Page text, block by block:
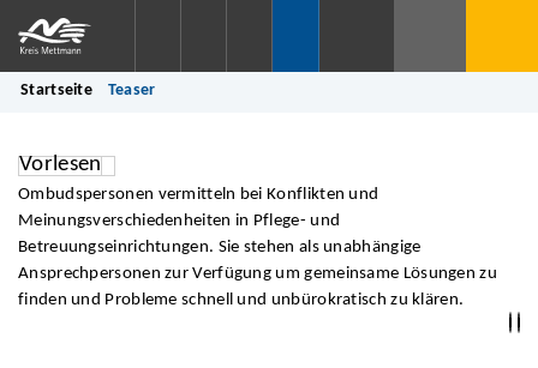
Startseite Teaser
Vorlesen
Ombudspersonen vermitteln bei Konflikten und
Meinungsverschiedenheiten in Pflege- und
Betreuungseinrichtungen. Sie stehen als unabhängige
Ansprechpersonen zur Verfügung um gemeinsame Lösungen zu
finden und Probleme schnell und unbürokratisch zu klären.